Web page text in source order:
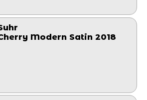
Modern Satin 2018